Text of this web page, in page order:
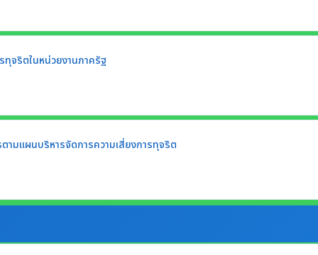
ทุจริตในหน่วยงานภาครัฐ
ามแผนบริหารจัดการความเสี่ยงการทุจริต